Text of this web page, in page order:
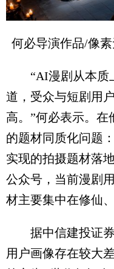
何必导演作品/像
“AI漫剧从本质
道，受众与短剧用
高。”何必表示。在
的题材同质化问题
实现的拍摄题材落
公众号，当前漫剧
材主要集中在修仙
据中信建投证券
用户画像存在较大